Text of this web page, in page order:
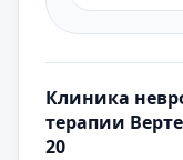
Клиника
терапии
20